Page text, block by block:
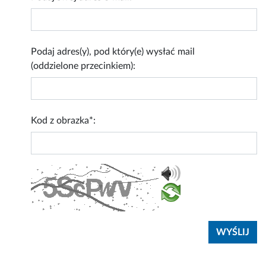
Podaj adres(y), pod który(e) wysłać mail
(oddzielone przecinkiem):
Kod z obrazka*: